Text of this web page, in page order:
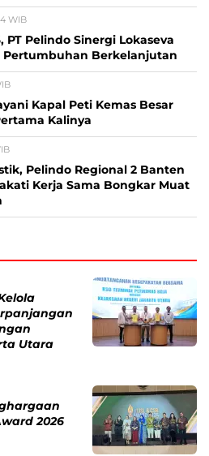
WIB
PT Pelindo Sinergi Lokaseva
Pertumbuhan Berkelanjutan
Kapal Peti Kemas Besar
Kalinya
Pelindo Regional 2 Banten
Kerja Sama Bongkar Muat
Utara
2026